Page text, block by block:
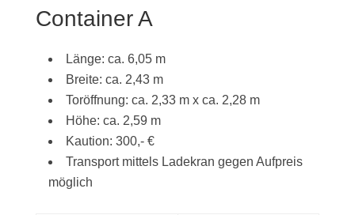
Container A
Länge: ca. 6,05 m
Breite: ca. 2,43 m
Toröffnung: ca. 2,33 m x ca. 2,28 m
Höhe: ca. 2,59 m
Kaution: 300,- €
Transport mittels Ladekran gegen Aufpreis
möglich